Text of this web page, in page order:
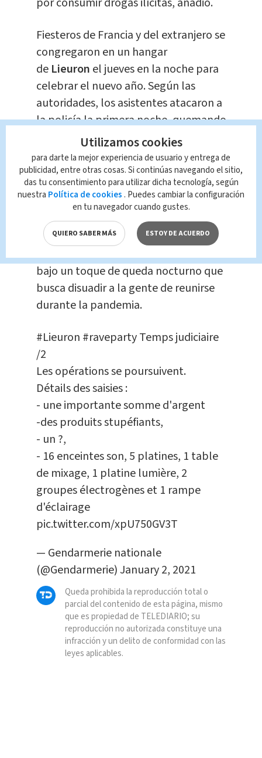
Fiesteros de Francia y del extranjero se
congregaron en un hangar
de Lieuron el jueves en la noche para
celebrar el nuevo año. Según las
autoridades, los asistentes atacaron a
la policía la primera noche, quemando
un auto patrulla e hiriendo a varios
con botellas y piedras.
Unas imágenes mostraron hileras de
camiones y automóviles de los
juerguistas abandonando la zona el
sábado por la mañana. La fiesta se
celebró a pesar de que el país está
bajo un toque de queda nocturno que
busca disuadir a la gente de reunirse
durante la pandemia.
#Lieuron #ravepartyTemps judiciaire
/2
Les opérations se poursuivent.
Détails des saisies :
- une importante somme d'argent
-des produits stupéfiants,
- un ?,
- 16 enceintes son, 5 platines, 1 table
de mixage, 1 platine lumière, 2
groupes électrogènes et 1 rampe
d'éclairage
pic.twitter.com/xpU750GV3T
— Gendarmerie nationale
(@Gendarmerie)January 2, 2021
Queda prohibida la reproducción total o
parcial del contenido de esta página, mismo
que es propiedad de TELEDIARIO; su
reproducción no autorizada constituye una
infracción y un delito de conformidad con las
leyes aplicables.
Utilizamos cookies
para darte la mejor experiencia de usuario y entrega de
publicidad, entre otras cosas. Si continúas navegando el sitio,
das tu consentimiento para utilizar dicha tecnología, según
nuestra Política de cookies . Puedes cambiar la configuración
en tu navegador cuando gustes.
QUIERO SABER MÁS ESTOY DE ACUERDO